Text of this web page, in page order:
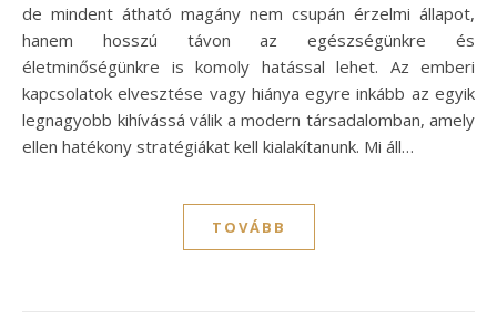
de mindent átható magány nem csupán érzelmi állapot,
hanem hosszú távon az egészségünkre és
életminőségünkre is komoly hatással lehet. Az emberi
kapcsolatok elvesztése vagy hiánya egyre inkább az egyik
legnagyobb kihívássá válik a modern társadalomban, amely
ellen hatékony stratégiákat kell kialakítanunk. Mi áll…
TOVÁBB